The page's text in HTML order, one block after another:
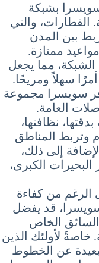
بشبكة
القطارات، والتي
بين المدن
ممتازة.
الشبكة، مما يجعل
سهلاً ومريحًا.
سويسرا مجموعة
العامة.
نظافتها،
وتربط المناطق
إلى ذلك،
البحيرات الكبرى،
الرغم من كفاءة
قد يفضل
الخاص
خاصةً لأولئك الذين
عن الخطوط